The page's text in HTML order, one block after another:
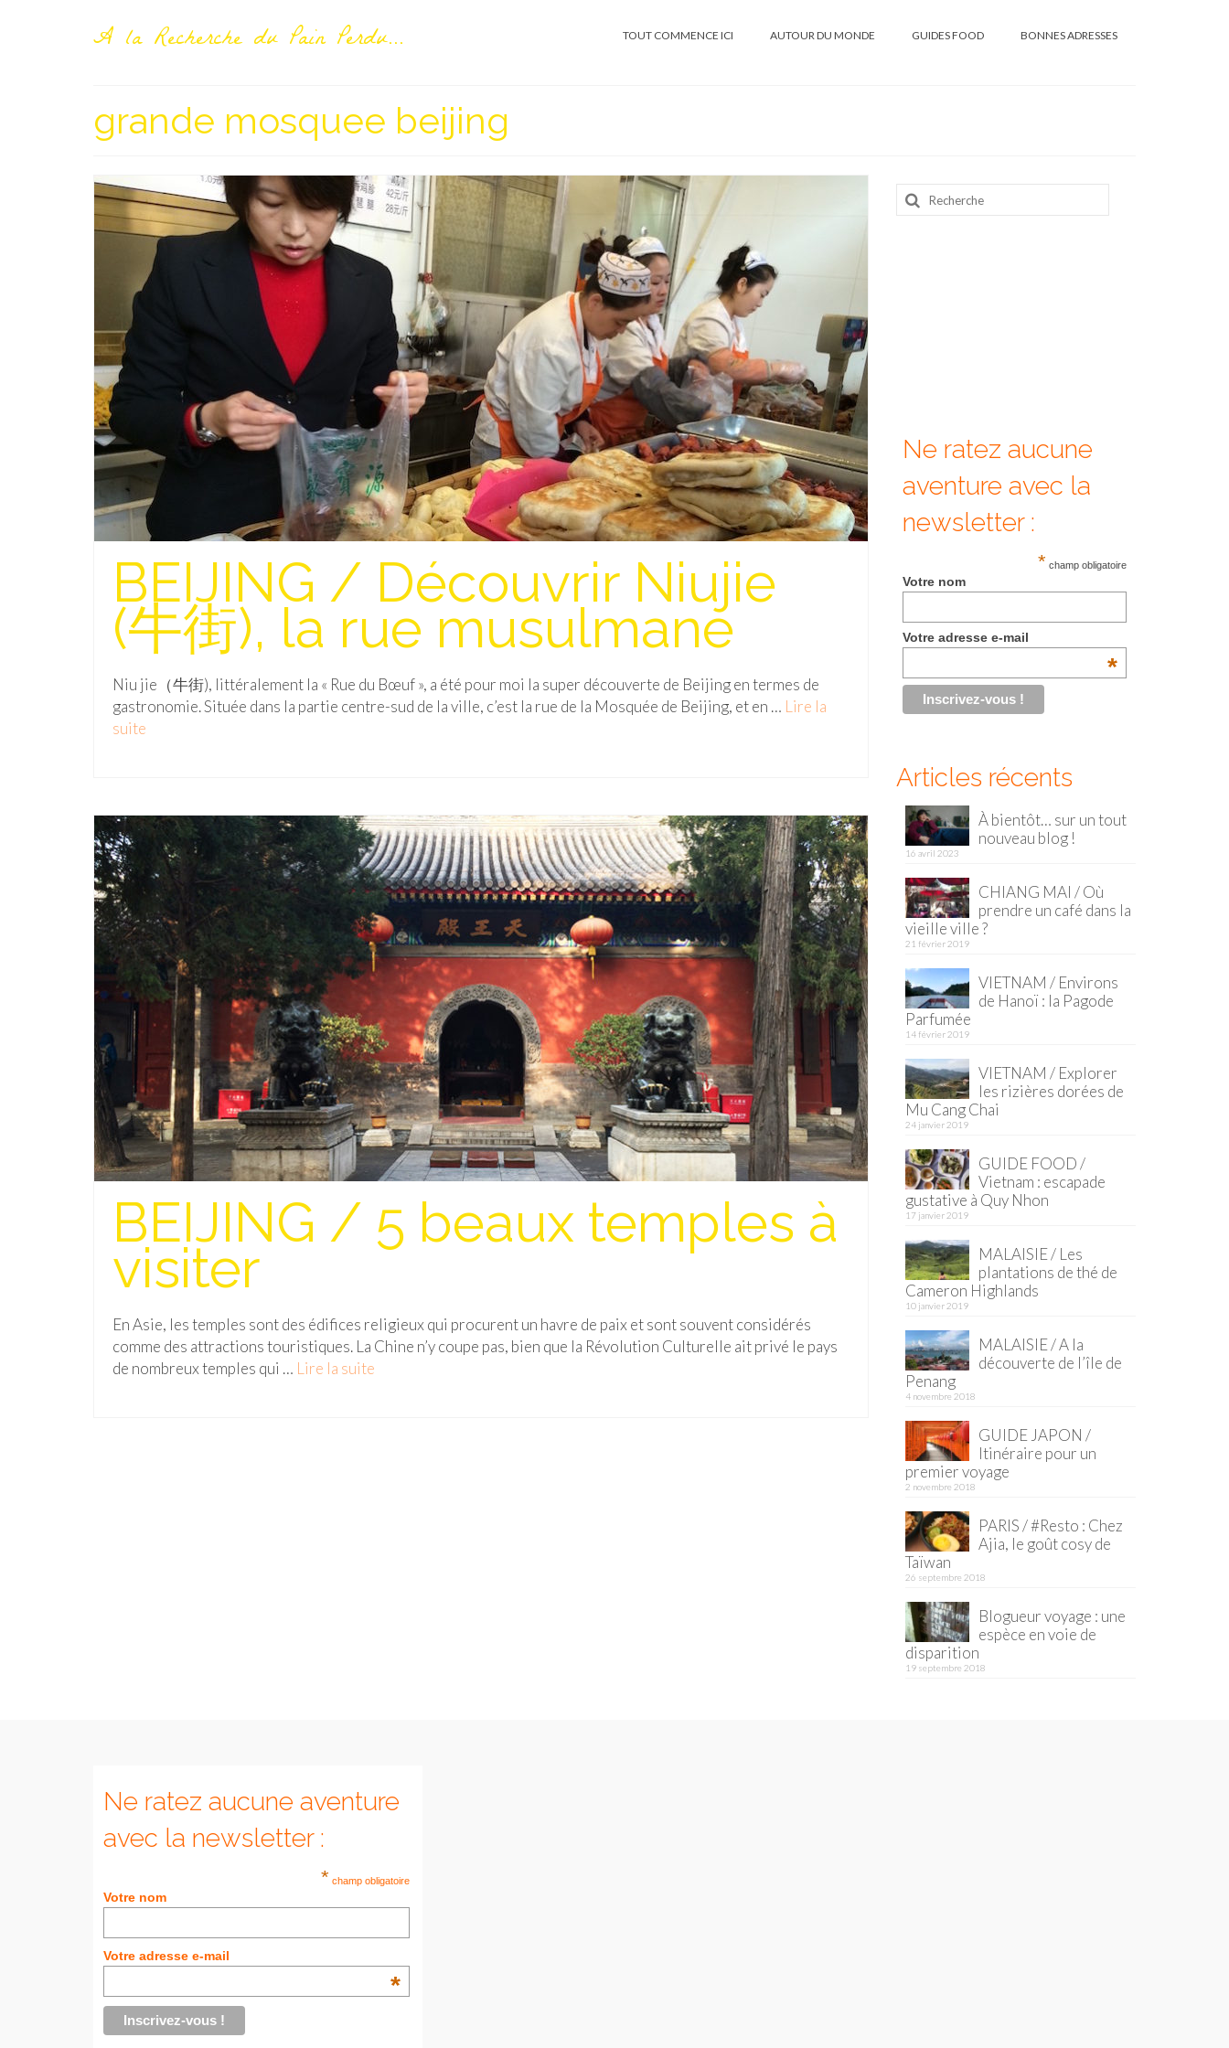
A la Recherche du Pain Perdu... TOUT COMMENCE ICI AUTOUR DU MONDE GUIDES FOOD BONNES ADRESSES
grande mosquee beijing
BEIJING / Découvrir Niujie
(牛街), la rue musulmane
Niu jie（牛街), littéralement la « Rue du Bœuf », a été pour moi la super découverte de Beijing en termes de
gastronomie. Située dans la partie centre-sud de la ville, c’est la rue de la Mosquée de Beijing, et en … Lire la
suite­­
BEIJING / 5 beaux temples à
visiter
En Asie, les temples sont des édifices religieux qui procurent un havre de paix et sont souvent considérés
comme des attractions touristiques. La Chine n’y coupe pas, bien que la Révolution Culturelle ait privé le pays
de nombreux temples qui … Lire la suite­­
Rechercher
:
Ne ratez aucune
aventure avec la
newsletter :
* champ obligatoire
Votre nom
Votre adresse e-mail
*
Articles récents
À bientôt… sur un tout
nouveau blog !
16 avril 2023
CHIANG MAI / Où
prendre un café dans la
vieille ville ?
21 février 2019
VIETNAM / Environs
de Hanoï : la Pagode
Parfumée
14 février 2019
VIETNAM / Explorer
les rizières dorées de
Mu Cang Chai
24 janvier 2019
GUIDE FOOD /
Vietnam : escapade
gustative à Quy Nhon
17 janvier 2019
MALAISIE / Les
plantations de thé de
Cameron Highlands
10 janvier 2019
MALAISIE / A la
découverte de l’île de
Penang
4 novembre 2018
GUIDE JAPON /
Itinéraire pour un
premier voyage
2 novembre 2018
PARIS / #Resto : Chez
Ajia, le goût cosy de
Taïwan
26 septembre 2018
Blogueur voyage : une
espèce en voie de
disparition
19 septembre 2018
Ne ratez aucune aventure
avec la newsletter :
* champ obligatoire
Votre nom
Votre adresse e-mail
*